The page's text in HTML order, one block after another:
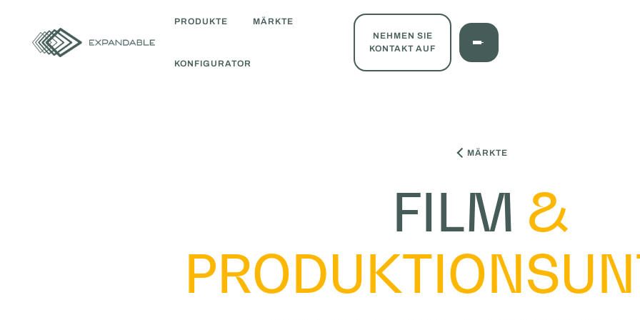
PRODUKTE MÄRKTE
KONFIGURATOR
NEHMEN SIE
KONTAKT AUF
MÄRKTE
FILM &